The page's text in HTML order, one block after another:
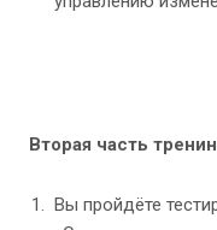
Вторая часть
Вы пройдёте